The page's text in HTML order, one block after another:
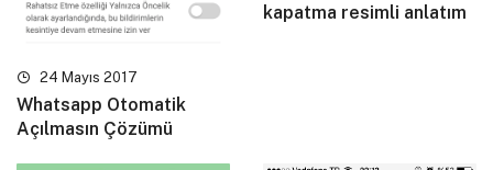
24 Mayıs 2017
Whatsapp Otomatik
Açılmasın Çözümü
kapatma resimli anlatım